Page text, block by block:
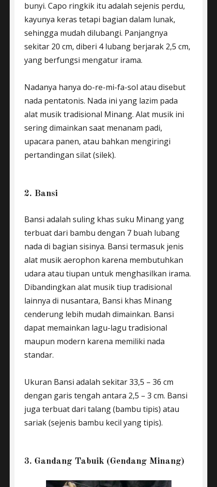
bunyi. Capo ringkik itu adalah sejenis perdu,
kayunya keras tetapi bagian dalam lunak,
sehingga mudah dilubangi. Panjangnya
sekitar 20 cm, diberi 4 lubang berjarak 2,5 cm,
yang berfungsi mengatur irama.
Nadanya hanya do-re-mi-fa-sol atau disebut
nada pentatonis. Nada ini yang lazim pada
alat musik tradisional Minang. Alat musik ini
sering dimainkan saat menanam padi,
upacara panen, atau bahkan mengiringi
pertandingan silat (silek).
2. Bansi
Bansi adalah suling khas suku Minang yang
terbuat dari bambu dengan 7 buah lubang
nada di bagian sisinya. Bansi termasuk jenis
alat musik aerophon karena membutuhkan
udara atau tiupan untuk menghasilkan irama.
Dibandingkan alat musik tiup tradisional
lainnya di nusantara, Bansi khas Minang
cenderung lebih mudah dimainkan. Bansi
dapat memainkan lagu-lagu tradisional
maupun modern karena memiliki nada
standar.
Ukuran Bansi adalah sekitar 33,5 – 36 cm
dengan garis tengah antara 2,5 – 3 cm. Bansi
juga terbuat dari talang (bambu tipis) atau
sariak (sejenis bambu kecil yang tipis).
3. Gandang Tabuik (Gendang Minang)